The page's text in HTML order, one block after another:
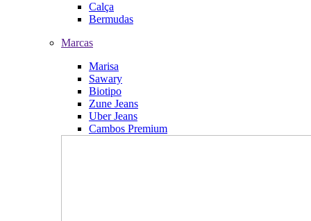
Calça
Bermudas
Marcas
Marisa
Sawary
Biotipo
Zune Jeans
Uber Jeans
Cambos Premium